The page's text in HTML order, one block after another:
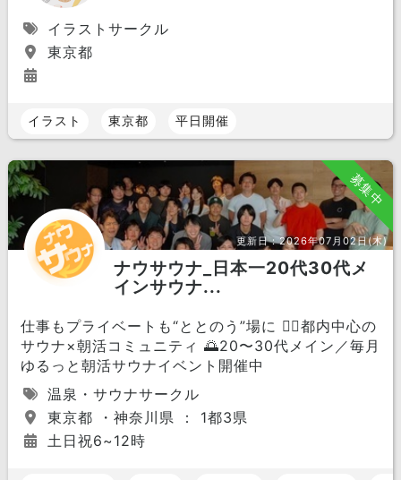
イラストサークル
東京都
イラスト 東京都 平日開催
募集中
更新日：2026年07月02日(木)
ナウサウナ_日本一20代30代メ
インサウナ...
仕事もプライベートも“ととのう”場に 🧖‍♂️都内中心の
サウナ×朝活コミュニティ 🌅20〜30代メイン／毎月
ゆるっと朝活サウナイベント開催中
温泉・サウナサークル
東京都 ・神奈川県 ： 1都3県
土日祝6~12時